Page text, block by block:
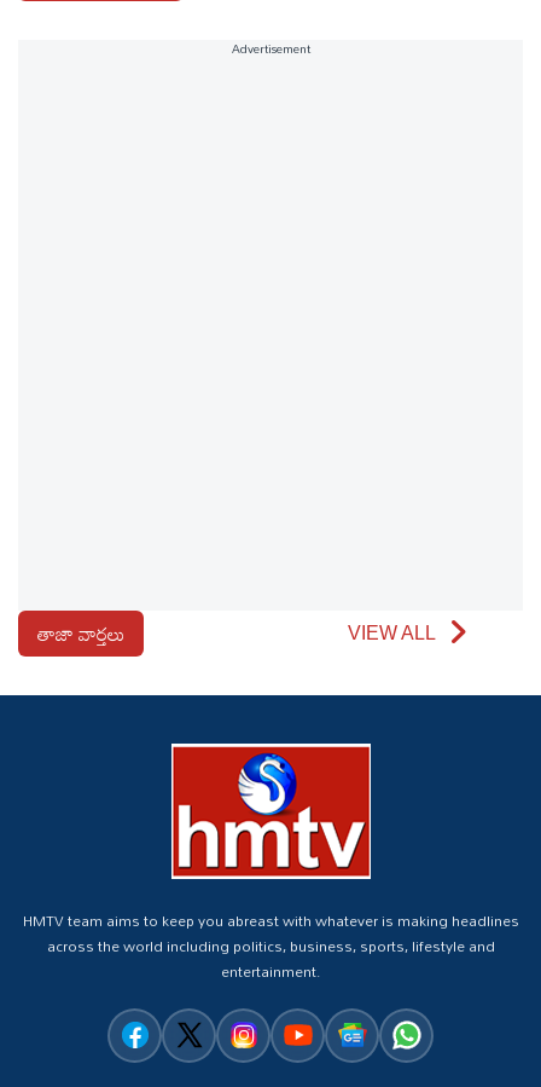
Advertisement
తాజా వార్తలు VIEW ALL
HMTV team aims to keep you abreast with whatever is making headlines
across the world including politics, business, sports, lifestyle and
entertainment.